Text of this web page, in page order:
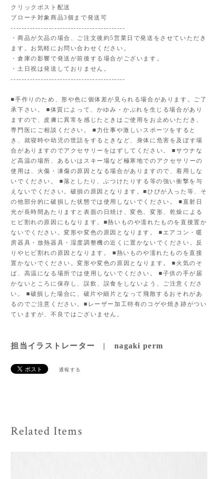
クリックポスト配送
ブローチ対象商品3個まで発送可
------------------------------------------
・商品が欠品の場合、ご注文後約5営業日で発送をさせていただき
ます。お気軽にお問い合わせください。
・倉庫の影響で発送が前後する場合がございます。
・土日祝は発送しておりません。
------------------------------------------
■手作りのため、形や色に個体差が見られる場合があります。ご了
承下さい。 ■体質によって、かゆみ・かぶれを生じる場合があり
ますので、皮膚に異常を感じたときはご使用をお止めいただき、
専門医にご相談ください。 ■力仕事や激しいスポーツをすると
き、就寝時や幼児の世話をするときなど、身体に危害を及ぼす場
合がありますのでアクセサリーをはずしてください。 ■サウナな
ど高温の場所、あるいはスキー場など極寒地でのアクセサリーの
使用は、火傷・凍傷の原因となる場合がありますので、着用しな
いでください。 ■落としたり、ぶつけたりする等の強い衝撃を与
えないでください。破損の原因となります。■ひびが入った等、そ
の他部分的に破損した状態では使用しないでください。 ■直射日
光が長時間あたりますと表面の日焼け、変色、変形、乾燥による
ヒビ割れの原因にもなります。■熱いものや濡れたものを直接置か
ないでください。変形や変色の原因となります。 ■エアコン・暖
房器具・放熱器具・湿度調整機の近くに置かないでください。反
りやヒビ割れの原因となります。 ■熱いものや濡れたものを直接
置かないでください。変形や変色の原因となります。 ■火気のそ
ば、高温になる場所では使用しないでください。 ■子供の手が届
かないところに保存し、誤飲、誤食をしないよう、ご注意くださ
い。 ■破損した場合に、破片や細片となって飛散するおそれがあ
るのでご注意ください。■レーザー加工特有のコゲや焼き跡がつい
ていますが、不良ではございません。
担当イラストレーター | nagaki perm
通報する
Related Items